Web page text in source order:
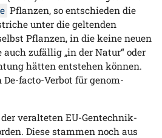
Pflanzen, so entschieden die
unter die geltenden
Pflanzen, in die keine neuen
zufällig „in der Natur“ oder
hätten entstehen können.
facto-Verbot für genom-
veralteten EU-Gentechnik-
Diese stammen noch aus